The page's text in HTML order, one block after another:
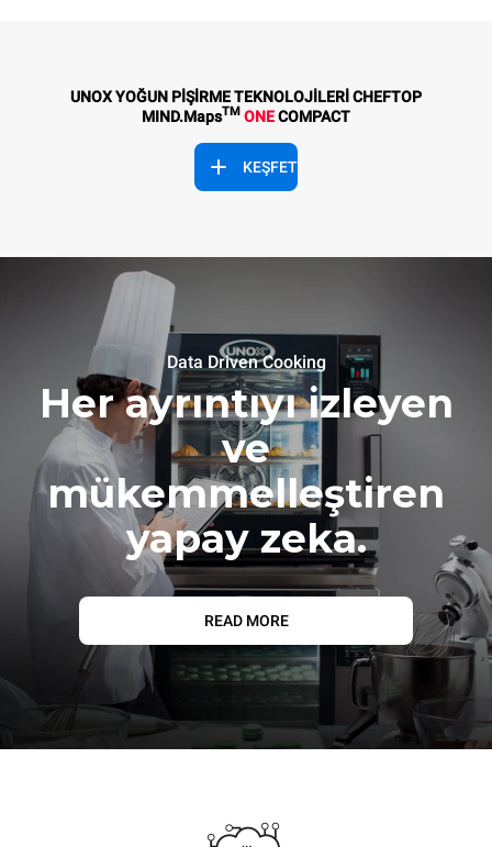
UNOX YOĞUN PİŞİRME TEKNOLOJİLERİ CHEFTOP
MIND.MapsTM ONECOMPACT
KEŞFET
Data Driven Cooking
Her ayrıntıyı izleyen
ve
mükemmelleştiren
yapay zeka.
READ MORE